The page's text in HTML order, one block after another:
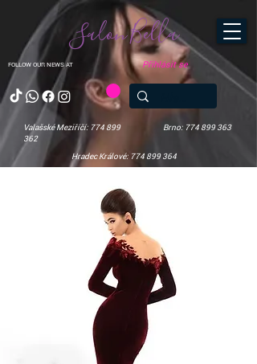
FOLLOW OUR NEWS AT
Salon Bella
Valašské Meziříčí: 774 899
362
Brno: 774 899 363
Hradec Králové: 774 899 364
Přihlásit se